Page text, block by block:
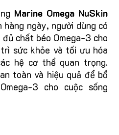
Marine Omega NuSkin
hàng ngày, người dùng có
chất béo Omega-3 cho
sức khỏe và tối ưu hóa
hệ cơ thể quan trọng.
toàn và hiệu quả để bổ
3 cho cuộc sống